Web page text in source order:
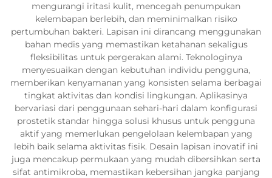
mengurangi iritasi kulit, mencegah penumpukan
kelembapan berlebih, dan meminimalkan risiko
pertumbuhan bakteri. Lapisan ini dirancang menggunakan
bahan medis yang memastikan ketahanan sekaligus
fleksibilitas untuk pergerakan alami. Teknologinya
menyesuaikan dengan kebutuhan individu pengguna,
memberikan kenyamanan yang konsisten selama berbagai
tingkat aktivitas dan kondisi lingkungan. Aplikasinya
bervariasi dari penggunaan sehari-hari dalam konfigurasi
prostetik standar hingga solusi khusus untuk pengguna
aktif yang memerlukan pengelolaan kelembapan yang
lebih baik selama aktivitas fisik. Desain lapisan inovatif ini
juga mencakup permukaan yang mudah dibersihkan serta
sifat antimikroba, memastikan kebersihan jangka panjang